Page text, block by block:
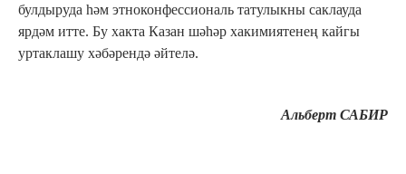
булдыруда һәм этноконфессиональ татулыкны саклауда
ярдәм итте. Бу хакта Казан шәһәр хакимиятенең кайгы
уртаклашу хәбәрендә әйтелә.
Альберт САБИР